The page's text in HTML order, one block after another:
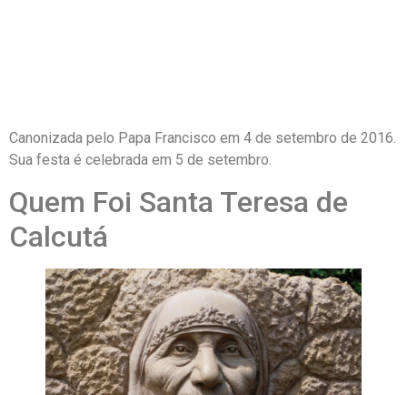
Canonizada pelo Papa Francisco em 4 de setembro de 2016.
Sua festa é celebrada em 5 de setembro.
Quem Foi Santa Teresa de
Calcutá